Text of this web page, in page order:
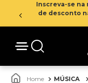
Inscreva-se na
de desconto
MÚSICA